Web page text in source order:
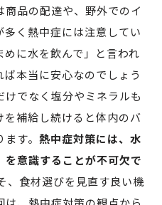
品の配達や、野外でのイ
く熱中症には注意してい
に水を飲んで」と言われ
本当に安心なのでしょう
でなく塩分やミネラルも
補給し続けると体内のバ
す。 熱中症対策には、水
意識することが不可欠で
、食材選びを見直す良い機